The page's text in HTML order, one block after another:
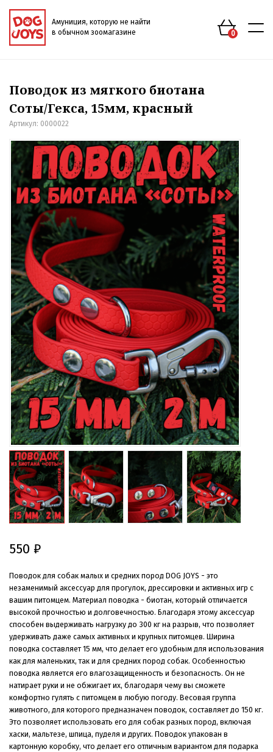
Амуниция, которую не найти
в обычном зоомагазине
0
Поводок из мягкого биотана
Соты/Гекса, 15мм, красный
Артикул: 0000022
550 ₽
Поводок для собак малых и средних пород DOG JOYS - это
незаменимый аксессуар для прогулок, дрессировки и активных игр с
вашим питомцем. Материал поводка - биотан, который отличается
высокой прочностью и долговечностью. Благодаря этому аксессуар
способен выдерживать нагрузку до 300 кг на разрыв, что позволяет
удерживать даже самых активных и крупных питомцев. Ширина
поводка составляет 15 мм, что делает его удобным для использования
как для маленьких, так и для средних пород собак. Особенностью
поводка является его влагозащищенность и безопасность. Он не
натирает руки и не обжигает их, благодаря чему вы сможете
комфортно гулять с питомцем в любую погоду. Весовая группа
животного, для которого предназначен поводок, составляет до 150 кг.
Это позволяет использовать его для собак разных пород, включая
хаски, мальтезе, шпица, пуделя и других. Поводок упакован в
картонную коробку, что делает его отличным вариантом для подарка